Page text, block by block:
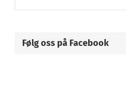
Følg oss på Facebook